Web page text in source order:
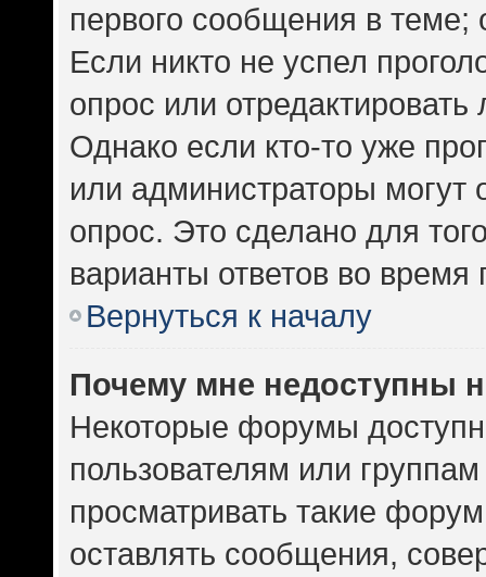
первого сообщения в теме;
Если никто не успел
опрос или
Однако если кто-то уже
или администраторы могут
опрос. Это сделано для
варианты ответов во время
Вернуться к началу
Почему мне недоступны
Некоторые форумы
пользователям или
просматривать такие
оставлять сообщения,